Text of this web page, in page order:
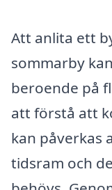
Att anlita ett
sommarby
beroende på
att förstå att
kan påverkas
tidsram och